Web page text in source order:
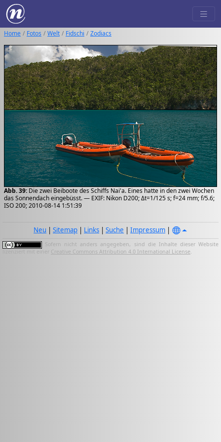
Home Fotos Welt Fidschi Zodiacs
Abb. 39: Die zwei Beiboote des Schiffs Nai'a. Eines hatte in den zwei Wochen
das Sonnendach eingebüsst. — EXIF: Nikon D200; Δt=1/125 s; f=24 mm; f/5.6;
ISO 200; 2010-08-14 1:51:39
Neu |Sitemap | Links |Suche |Impressum |
Sofern nicht anders angegeben, sind die Inhalte dieser Website
lizenziert mit einer Creative Commons Attribution 4.0 International License.